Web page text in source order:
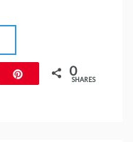
0
SHARES